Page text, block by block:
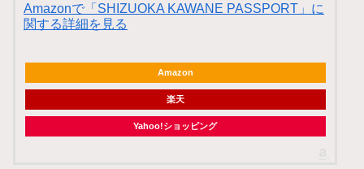
Amazonで「SHIZUOKA KAWANE PASSPORT」に
関する詳細を見る
Amazon
楽天
Yahoo!ショッピング